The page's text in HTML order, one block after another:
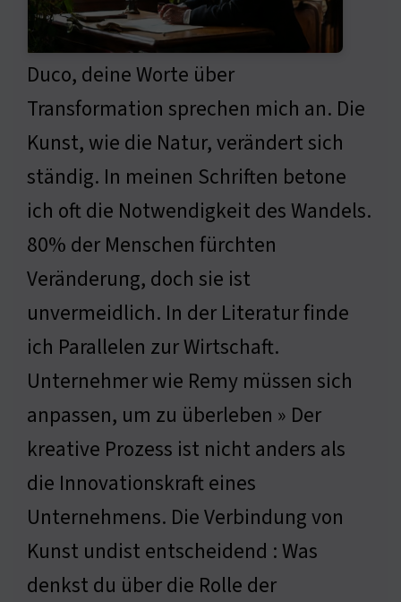
Duco, deine Worte über
Transformation sprechen mich an. Die
Kunst, wie die Natur, verändert sich
ständig. In meinen Schriften betone
ich oft die Notwendigkeit des Wandels.
80% der Menschen fürchten
Veränderung, doch sie ist
unvermeidlich. In der Literatur finde
ich Parallelen zur Wirtschaft.
Unternehmer wie Remy müssen sich
anpassen, um zu überleben » Der
kreative Prozess ist nicht anders als
die Innovationskraft eines
Unternehmens. Die Verbindung von
Kunst undist entscheidend : Was
denkst du über die Rolle der